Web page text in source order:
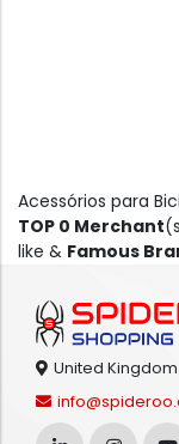
Acessórios para
TOP 0 Merchant
like & Famous
United Kingdom